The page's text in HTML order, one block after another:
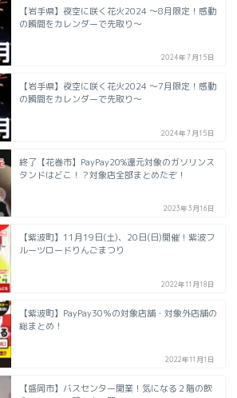
【岩手県】夜空に咲く花火2024 ～8月限定！感動
の瞬間をカレンダーで先取り～
2024年7月15日
【岩手県】夜空に咲く花火2024 ～7月限定！感動
の瞬間をカレンダーで先取り～
2024年7月15日
終了【花巻市】PayPay20%還元対象のガソリンス
タンドはどこ！？対象店全部まとめたぞ！
2023年3月16日
【紫波町】11月19日(土)、20日(日)開催！紫波フ
ルーツロードりんごまつり
2022年11月18日
【紫波町】PayPay30％の対象店舗・対象外店舗の
総まとめ！
2022年11月1日
【盛岡市】バスセンター開業！気になる２階の飲